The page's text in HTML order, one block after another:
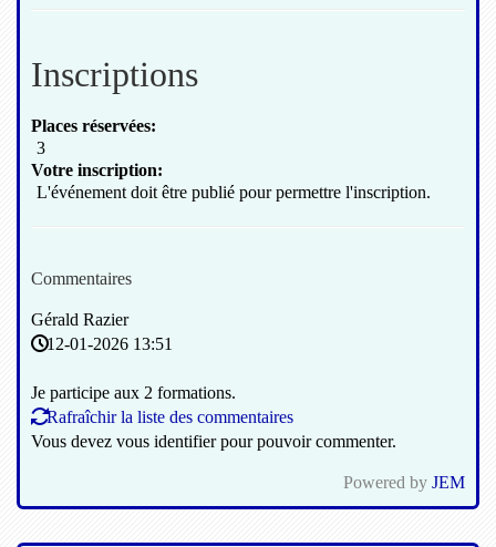
Inscriptions
Places réservées:
3
Votre inscription:
L'événement doit être publié pour permettre l'inscription.
Commentaires
Gérald Razier
12-01-2026 13:51
Je participe aux 2 formations.
Rafraîchir la liste des commentaires
Vous devez vous identifier pour pouvoir commenter.
Powered by JEM